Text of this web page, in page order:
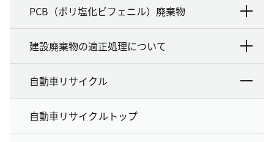
PCB（ポリ塩化ビフェニル）廃棄物
建設廃棄物の適正処理について
自動車リサイクル
自動車リサイクルトップ